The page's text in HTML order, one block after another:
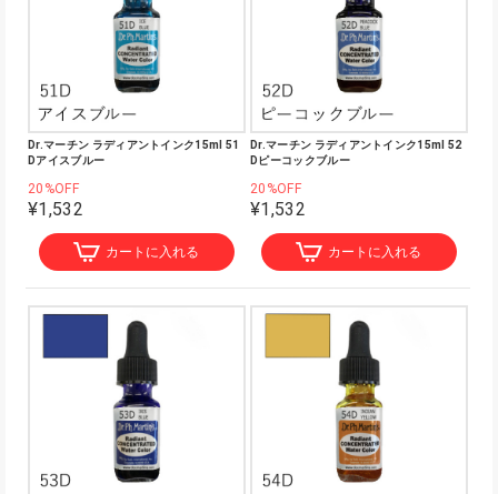
Dr.マーチン ラディアントインク15ml 51
Dアイスブルー
20%OFF
¥1,532
カートに入れる
Dr.マーチン ラディアントインク15ml 52
Dピーコックブルー
20%OFF
¥1,532
カートに入れる